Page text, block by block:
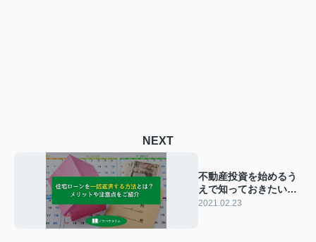
NEXT
不動産投資を始めるう
えで知っておきたい！
繰り上げ返済のメリッ
2021.02.23